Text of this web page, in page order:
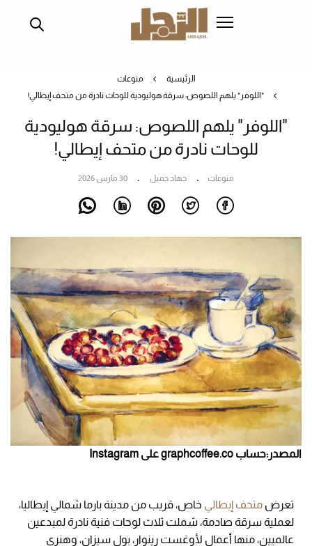
الرئيسية
منوعات
"اللوفر" يلهم اللصوص: سرقة هوليودية للوحات نادرة من متحف إيطالي!
"اللوفر" يلهم اللصوص: سرقة هوليودية
للوحات نادرة من متحف إيطالي!
منوعات جهاد جميل 30 مارس 2026
المصدر:حساب graphcoffee.co على Instagram
تعرض متحف إيطالي خاص، قريب من مدينة بارما شمالي إيطاليا،
لعملية سرقة صادمة، شملت ثلاث لوحات فنية نادرة لمبدعين
عالميين، منها أعمال لأوغست رينوار، بول سيزان، وهنري